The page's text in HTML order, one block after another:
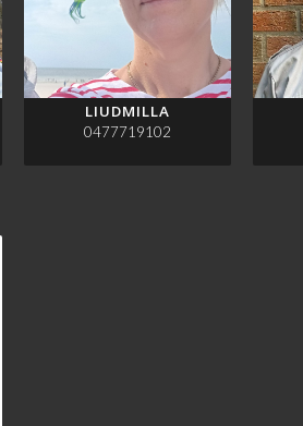
LIUDMILLA
0477719102